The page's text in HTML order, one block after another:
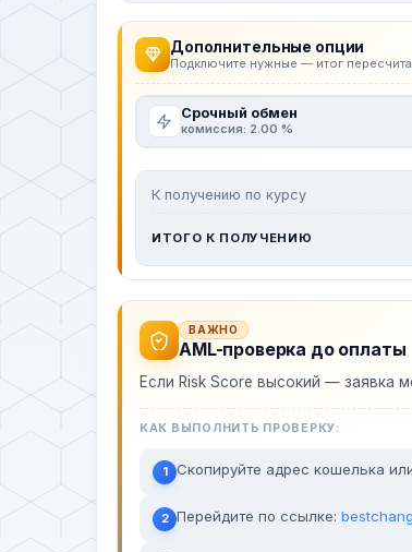
Дополнительные опции
Подключите нужные — итог
Срочный обмен
комиссия: 2.00 %
К получению по курсу
ИТОГО К ПОЛУЧЕНИЮ
ВАЖНО
AML-проверка до оплаты
Если Risk Score высокий — заявка
КАК ВЫПОЛНИТЬ ПРОВЕРКУ:
1 Скопируйте адрес кошелька
2 Перейдите по ссылке: